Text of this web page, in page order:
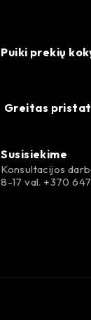
Puiki prekių
Greitas
Susisiekime
Konsultacijos
8-17 val. +370